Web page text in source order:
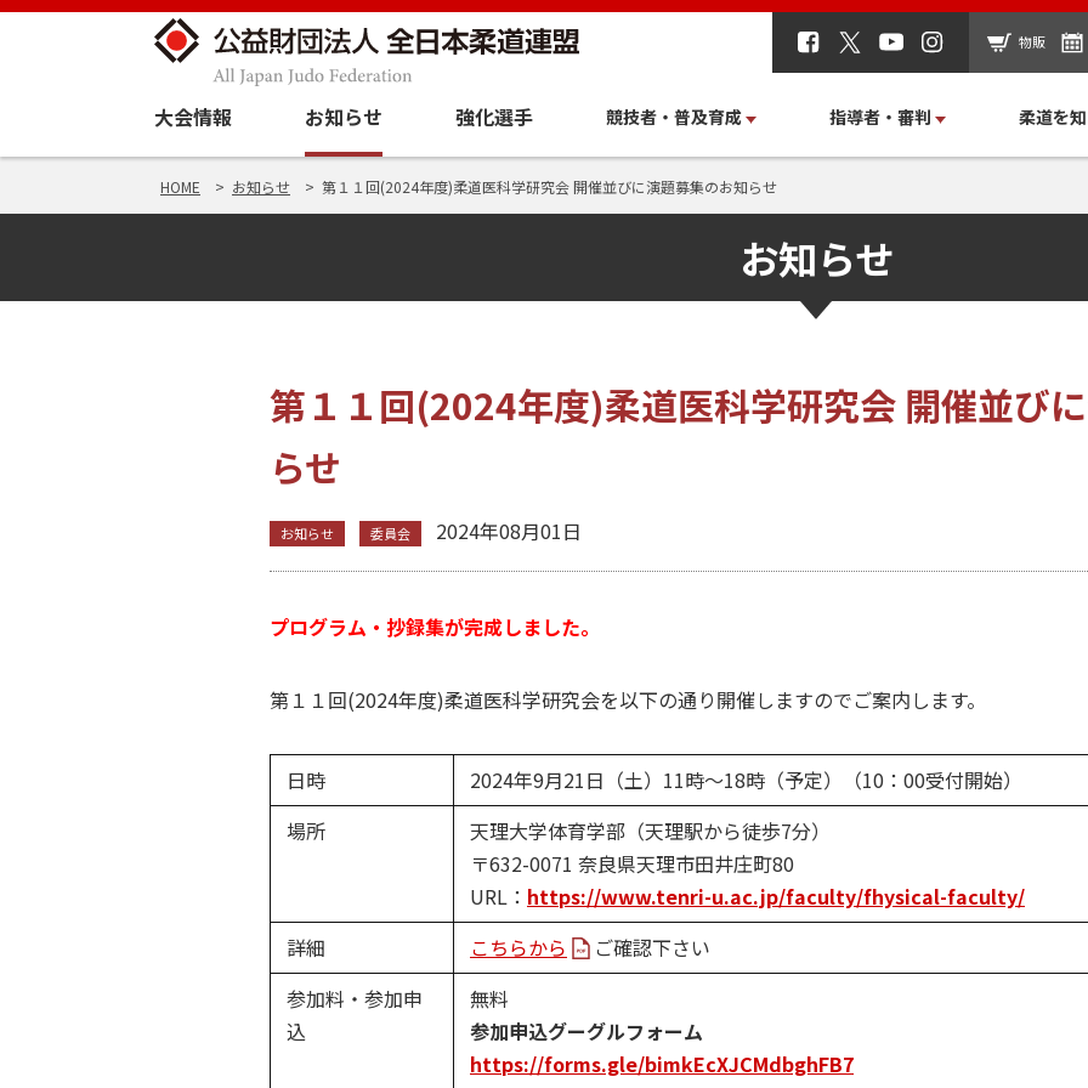
物販
大会情報 お知らせ 強化選手 競技者・普及育成 指導者・審判 柔道を
HOME お知らせ 第１１回(2024年度)柔道医科学研究会 開催並びに演題募集のお知らせ
お知らせ
第１１回(2024年度)柔道医科学研究会 開催並び
らせ
お知らせ 委員会 2024年08月01日
プログラム・抄録集が完成しました。
第１１回(2024年度)柔道医科学研究会を以下の通り開催しますのでご案内します。
日時
2024年9月21日（土）11時～18時（予定）（10：00受付開始）
場所
天理大学体育学部（天理駅から徒歩7分）
〒632-0071 奈良県天理市田井庄町80
URL： https://www.tenri-u.ac.jp/faculty/fhysical-faculty/
詳細
こちらから
ご確認下さい
参加料・参加申
込
無料
参加申込グーグルフォーム
https://forms.gle/bimkEcXJCMdbghFB7